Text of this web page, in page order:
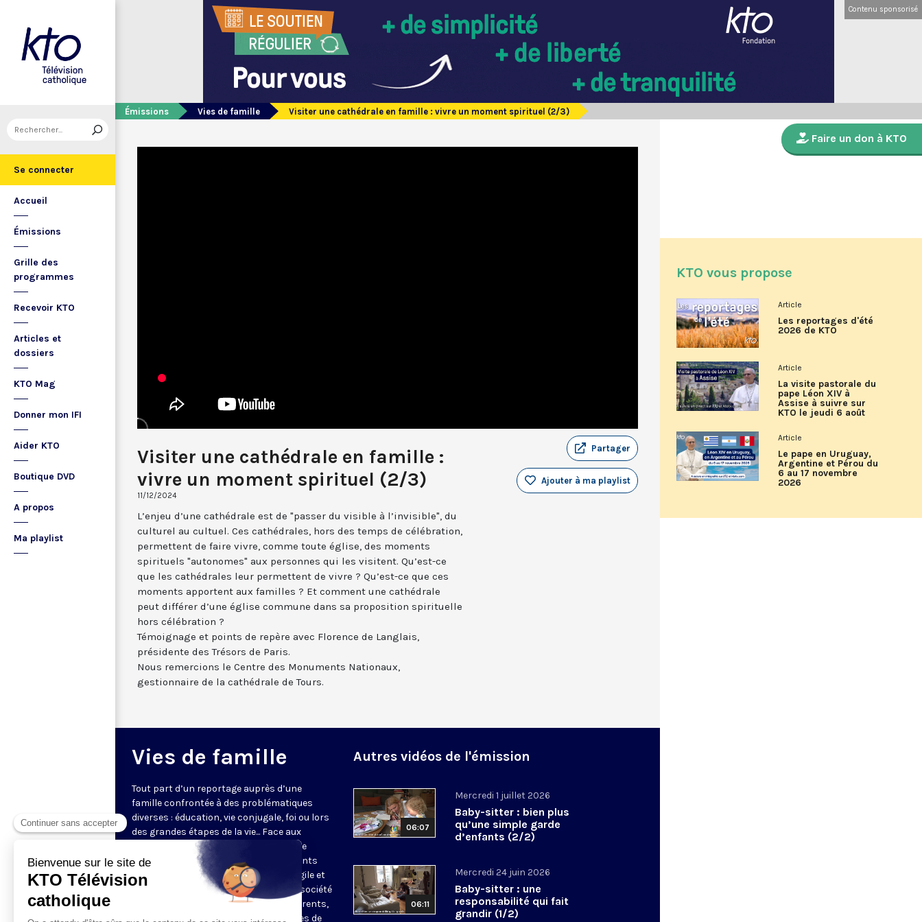
Se connecter
Accueil
Émissions
Grille des
programmes
Recevoir KTO
Articles et
dossiers
KTO Mag
Donner mon IFI
Aider KTO
Boutique DVD
A propos
Ma playlist
Contenu sponsorisé
Émissions Vies de famille Visiter une cathédrale en famille : vivre un moment spirituel (2/3)
Visiter une cathédrale en famille :
vivre un moment spirituel (2/3)
11/12/2024
Partager
Ajouter à ma playlist
L’enjeu d’une cathédrale est de "passer du visible à l’invisible", du
culturel au cultuel. Ces cathédrales, hors des temps de célébration,
permettent de faire vivre, comme toute église, des moments
spirituels "autonomes" aux personnes qui les visitent. Qu’est-ce
que les cathédrales leur permettent de vivre ? Qu’est-ce que ces
moments apportent aux familles ? Et comment une cathédrale
peut différer d’une église commune dans sa proposition spirituelle
hors célébration ?
Témoignage et points de repère avec Florence de Langlais,
présidente des Trésors de Paris.
Nous remercions le Centre des Monuments Nationaux,
gestionnaire de la cathédrale de Tours.
Vies de famille
Tout part d’un reportage auprès d’une
famille confrontée à des problématiques
diverses : éducation, vie conjugale, foi ou lors
des grandes étapes de la vie... Face aux
questions très concrètes, KTO propose
repères et conseils avec des intervenants
d'expérience qui s’appuient sur l’Evangile et
l’anthropologie chrétienne. Dans une société
en pleine évolution, jeunes couples, parents,
grands-parents y trouveront des pistes de
Autres vidéos de l'émission
06:07
Mercredi 1 juillet 2026
Baby-sitter : bien plus
qu’une simple garde
d’enfants (2/2)
06:11
Mercredi 24 juin 2026
Baby-sitter : une
responsabilité qui fait
grandir (1/2)
Faire un don à KTO
KTO vous propose
Article
Les reportages d'été
2026 de KTO
Article
La visite pastorale du
pape Léon XIV à
Assise à suivre sur
KTO le jeudi 6 août
Article
Le pape en Uruguay,
Argentine et Pérou du
6 au 17 novembre
2026